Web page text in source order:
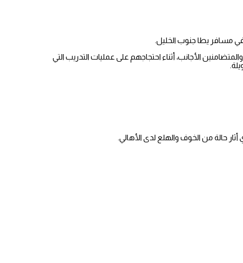
في مسافر يطا جنوب الخليل.
الأجانب، أثناء احتجاجهم على عمليات التدريب التي
حالة من الخوف والهلع لدى الأهالي.